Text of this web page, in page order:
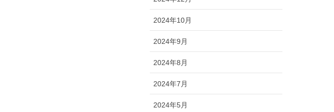
2024年10月
2024年9月
2024年8月
2024年7月
2024年5月